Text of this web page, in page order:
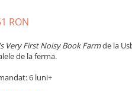
RON
Very First Noisy Book Farmde la
de la ferma.
6 luni+